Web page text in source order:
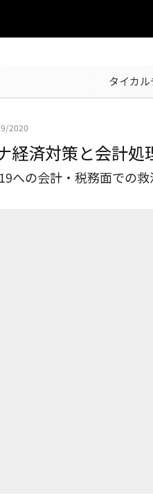
タイカル
2020
経済対策と会計処
への会計・税務面での